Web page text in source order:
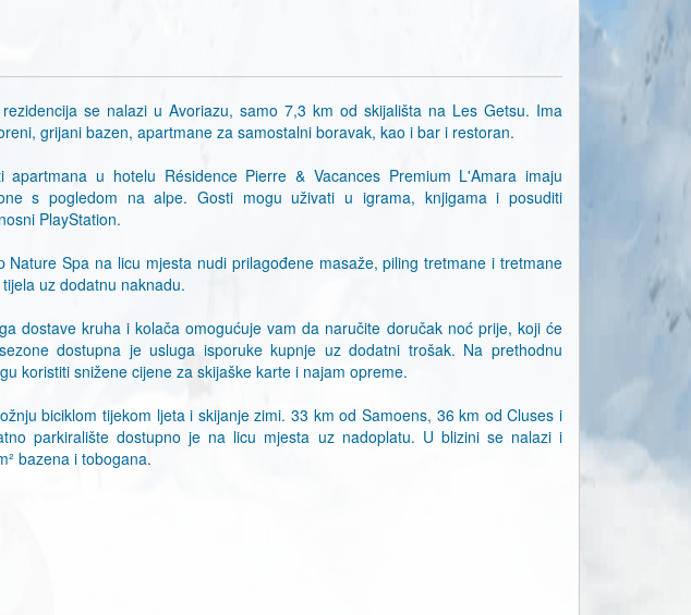
se nalazi u Avoriazu, samo 7,3 km od skijališta na Les Getsu. Ima
grijani bazen, apartmane za samostalni boravak, kao i bar i restoran.
apartmana u hotelu Résidence Pierre & Vacances Premium L'Amara imaju
s pogledom na alpe. Gosti mogu uživati ​​u igrama, knjigama i posuditi
PlayStation.
Nature Spa na licu mjesta nudi prilagođene masaže, piling tretmane i tretmane
tijela uz dodatnu naknadu.
dostave kruha i kolača omogućuje vam da naručite doručak noć prije, koji će
dostupna je usluga isporuke kupnje uz dodatni trošak. Na prethodnu
koristiti snižene cijene za skijaške karte i najam opreme.
biciklom tijekom ljeta i skijanje zimi. 33 km od Samoens, 36 km od Cluses i
parkiralište dostupno je na licu mjesta uz nadoplatu. U blizini se nalazi i
bazena i tobogana.